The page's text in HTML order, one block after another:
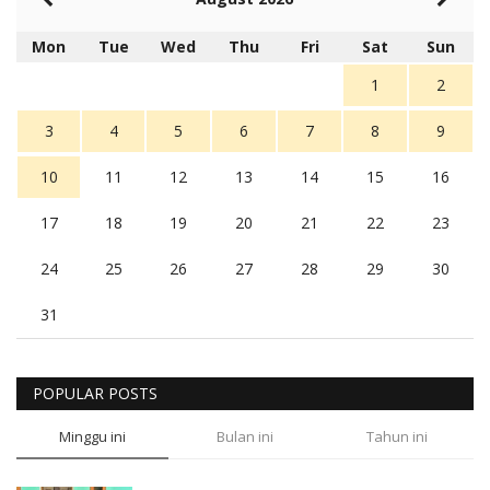
Mon Tue Wed Thu Fri Sat
Sun
1
2
3 4 5 6 7 8 9
10 11 12 13 14 15 16
17 18 19 20 21 22 23
24 25 26 27 28 29 30
31
POPULAR POSTS
Minggu ini Bulan ini Tahun ini